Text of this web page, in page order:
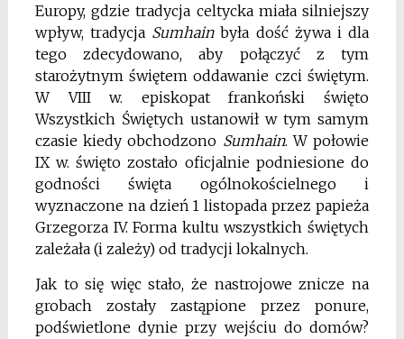
Europy, gdzie tradycja celtycka miała silniejszy
wpływ, tradycja Sumhainbyła dość żywa i dla
tego zdecydowano, aby połączyć z tym
starożytnym świętem oddawanie czci świętym.
W VIII w. episkopat frankoński święto
Wszystkich Świętych ustanowił w tym samym
czasie kiedy obchodzono Sumhain. W połowie
IX w. święto zostało oficjalnie podniesione do
godności święta ogólnokościelnego i
wyznaczone na dzień 1 listopada przez papieża
Grzegorza IV. Forma kultu wszystkich świętych
zależała (i zależy) od tradycji lokalnych.
Jak to się więc stało, że nastrojowe znicze na
grobach zostały zastąpione przez ponure,
podświetlone dynie przy wejściu do domów?